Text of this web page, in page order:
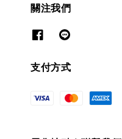
關注我們
支付方式